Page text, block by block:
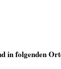
in folgenden